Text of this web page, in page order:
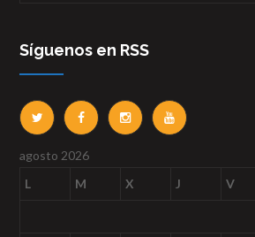
Síguenos en RSS
agosto 2026
L
M X J V